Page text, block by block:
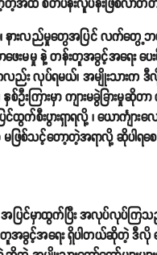
အထိ စိတ်ပန်းလူပန်းဖြစ်လာတ
တာ၊ နားလည်မှုတွေအပြင်
ေးမမှု နဲ့ တန်းတူအခွင့်အရေး ပ
ည်း လုပ်ရမယ်၊ အမျိုးသားက ဒီ
းကြားမှာ ကျားမခွဲခြားမှုဆို
ထွက်စီးပွားရှာရလို့ ၊ ယောင်္ကျ
ဖြစ်သင့်တော့တဲ့အရာလို့ ဆိုပါရစ
အပြင်မှာထွက်ပြီး အလုပ်လုပ်က
အခွင့်အရေး ရှိပါတယ်ဆိုတဲ့ ဒီ